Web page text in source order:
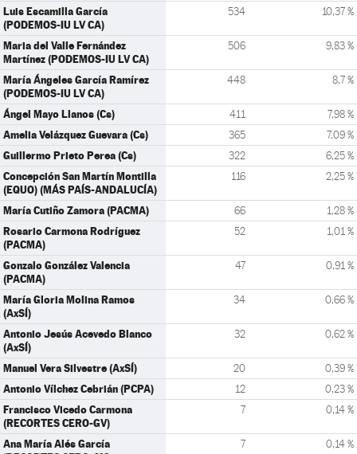
Luis Escamilla García
(PODEMOS-IU LV CA)
534 10,37 %
Maria del Valle Fernández
Martínez (PODEMOS-IU LV CA)
506 9,83 %
María Ángeles García Ramírez
(PODEMOS-IU LV CA)
448 8,7 %
Ángel Mayo Llanos (Cs) 411 7,98 %
Amelia Velázquez Guevara (Cs) 365 7,09 %
Guillermo Prieto Perea (Cs) 322 6,25 %
Concepción San Martín Montilla
(EQUO) (MÁS PAÍS-ANDALUCÍA)
116 2,25 %
María Cutiño Zamora (PACMA) 66 1,28 %
Rosario Carmona Rodríguez
(PACMA)
52 1,01 %
Gonzalo González Valencia
(PACMA)
47 0,91 %
María Gloria Molina Ramos
(AxSÍ)
34 0,66 %
Antonio Jesús Acevedo Blanco
(AxSÍ)
32 0,62 %
Manuel Vera Silvestre (AxSÍ) 20 0,39 %
Antonio Vílchez Cebrián (PCPA) 12 0,23 %
Francisco Vicedo Carmona
(RECORTES CERO-GV)
7 0,14 %
Ana María Alés García
7 0,14 %